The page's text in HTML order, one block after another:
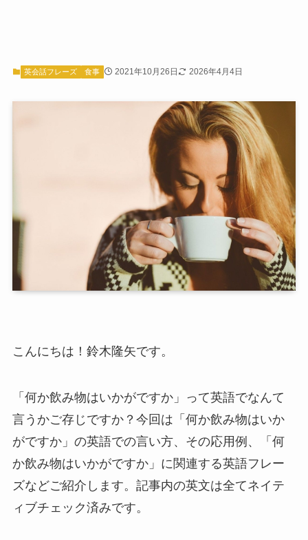
英会話フレーズ 食事 2021年10月26日 2026年4月4日
こんにちは！鈴木隆矢です。
「何か飲み物はいかがですか」って英語でなんて
言うかご存じですか？今回は「何か飲み物はいか
がですか」の英語での言い方、その応用例、「何
か飲み物はいかがですか」に関連する英語フレー
ズなどご紹介します。記事内の英文は全てネイテ
ィブチェック済みです。